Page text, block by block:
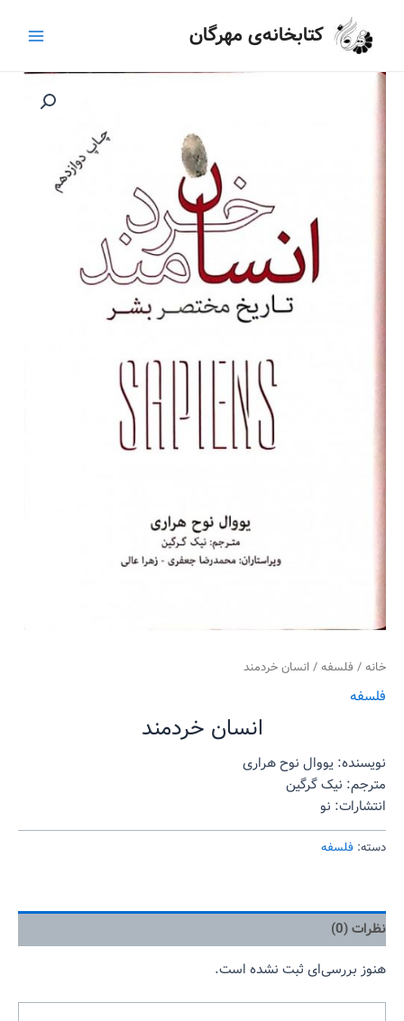
کتابخانه‌ی مهرگان
Menu
خانه/ فلسفه/ انسان خردمند
فلسفه
انسان خردمند
نویسنده: یووال نوح هراری
مترجم: نیک گرگین
انتشارات: نو
دسته: فلسفه
نظرات (0)
هنوز بررسی‌ای ثبت نشده است.